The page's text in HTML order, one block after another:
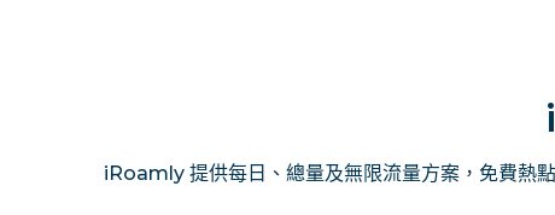
iRoamly 提供每日、總量及無限流量方案，免費熱